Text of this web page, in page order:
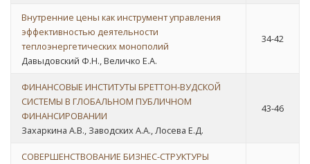
Внутренние цены как инструмент управления
эффективностью деятельности
теплоэнергетических монополий
Давыдовский Ф.Н., Величко Е.А.
34-42
ФИНАНСОВЫЕ ИНСТИТУТЫ БРЕТТОН-ВУДСКОЙ
СИСТЕМЫ В ГЛОБАЛЬНОМ ПУБЛИЧНОМ
ФИНАНСИРОВАНИИ
Захаркина А.В., Заводских А.А., Лосева Е.Д.
43-46
СОВЕРШЕНСТВОВАНИЕ БИЗНЕС-СТРУКТУРЫ